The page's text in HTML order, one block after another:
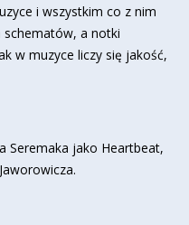
i wszystkim co z nim
schematów, a notki
w muzyce liczy się jakość,
Seremaka jako Heartbeat,